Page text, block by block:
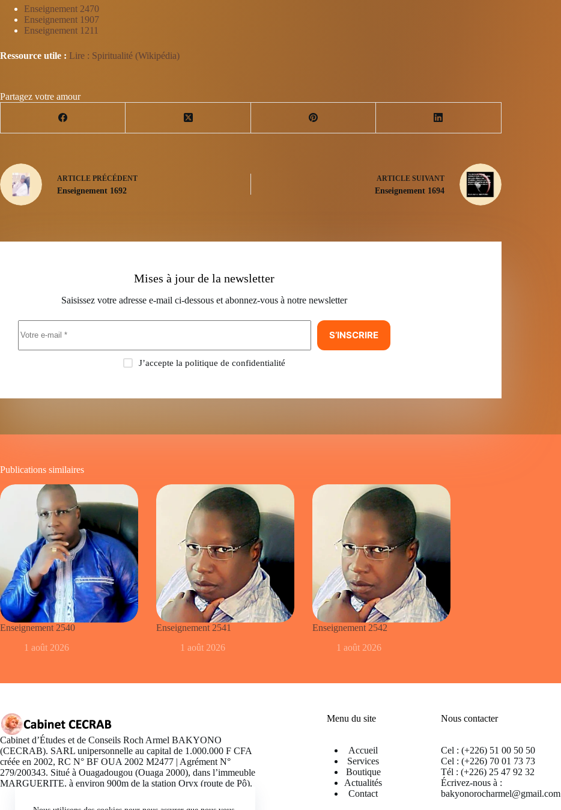
Enseignement 2470
Enseignement 1907
Enseignement 1211
Ressource utile : Lire : Spiritualité (Wikipédia)
Partagez votre amour
ARTICLE PRÉCÉDENT
Enseignement 1692
ARTICLESUIVANT
Enseignement 1694
Mises à jour de la newsletter
Saisissez votre adresse e-mail ci-dessous et abonnez-vous à notre newsletter
S’INSCRIRE
J’accepte la politique de confidentialité
Publications similaires
Enseignement 2540
1 août 2026
Enseignement 2541
1 août 2026
Enseignement 2542
1 août 2026
Cabinet d’Études et de Conseils Roch Armel BAKYONO
(CECRAB). SARL unipersonnelle au capital de 1.000.000 F CFA
créée en 2002, RC N° BF OUA 2002 M2477 | Agrément N°
279/200343. Situé à Ouagadougou (Ouaga 2000), dans l’immeuble
MARGUERITE, à environ 900m de la station Oryx (route de Pô).
Menu du site
Accueil
Services
Boutique
Actualités
Contact
Nous contacter
Cel : (+226) 51 00 50 50
Cel : (+226) 70 01 73 73
Tél : (+226) 25 47 92 32
Écrivez-nous à :
bakyonorocharmel@gmail.com